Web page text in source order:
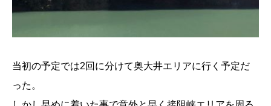
当初の予定では2回に分けて奥大井エリアに行く予定だ
った。